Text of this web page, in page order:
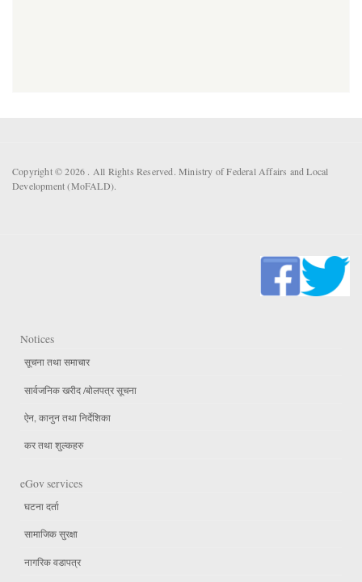
Copyright © 2026 . All Rights Reserved. Ministry of Federal Affairs and Local
Development (MoFALD).
Notices
सूचना तथा समाचार
सार्वजनिक खरीद /बोलपत्र सूचना
ऐन, कानुन तथा निर्देशिका
कर तथा शुल्कहरु
eGov services
घटना दर्ता
सामाजिक सुरक्षा
नागरिक वडापत्र